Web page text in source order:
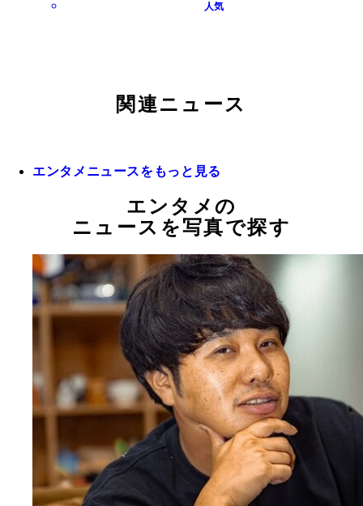
人気
関連ニュース
エンタメニュースをもっと見る
エンタメの
ニュースを写真で探す